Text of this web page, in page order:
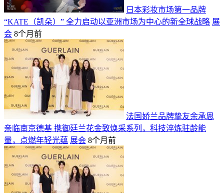
日本彩妆市场第一品牌
“KATE（凯朵）” 全力启动以亚洲市场为中心的新全球战略 展
会 8个月前
法国娇兰品牌挚友余承恩
亲临南京德基 携御廷兰花金致焕采系列，科技淬炼驻龄能
量，点燃年轻光蕴 展会 8个月前